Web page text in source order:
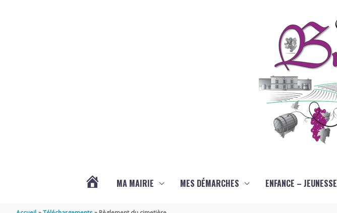
MA MAIRIE MES DÉMARCHES ENFANCE – JEUNESSE